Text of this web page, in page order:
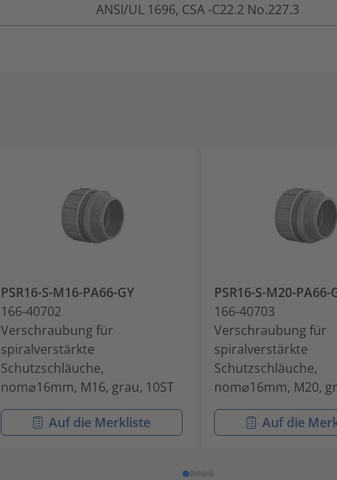
ANSI/UL 1696, CSA -C22.2 No.227.3
PSR16-S-M16-PA66-GY
166-40702
Verschraubung für
spiralverstärkte
Schutzschläuche,
nom⌀16mm, M16, grau, 10ST
Auf die Merkliste
PSR16-S-M20-PA66-
166-40703
Verschraubung für
spiralverstärkte
Schutzschläuche,
nom⌀16mm, M20,
Auf die